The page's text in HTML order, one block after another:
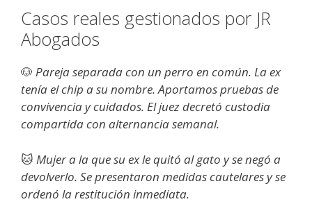
Casos reales gestionados por JR
Abogados
🐶 Pareja separada con un perro en común. La ex
tenía el chip a su nombre. Aportamos pruebas de
convivencia y cuidados. El juez decretó custodia
compartida con alternancia semanal.
🐱 Mujer a la que su ex le quitó al gato y se negó a
devolverlo. Se presentaron medidas cautelares y se
ordenó la restitución inmediata.